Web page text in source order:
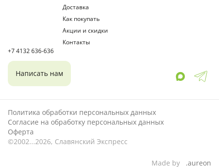
Доставка
Как покупать
Акции и скидки
Контакты
+7 4132 636-636
Написать нам
Политика обработки персональных данных
Согласие на обработку персональных данных
Оферта
©2002...2026, Славянский Экспресс
Made by .aureon